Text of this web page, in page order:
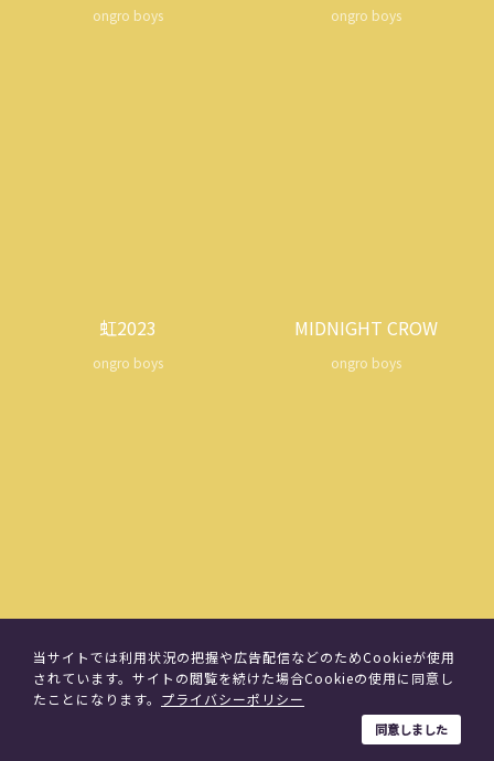
ongro boys ongro boys
虹2023
ongro boys
MIDNIGHT CROW
ongro boys
大地
ongro boys
EMPTY BAND-AID
ongro boys
当サイトでは利用状況の把握や広告配信などのためCookieが使用
されています。サイトの閲覧を続けた場合Cookieの使用に同意し
たことになります。 プライバシーポリシー
同意しました